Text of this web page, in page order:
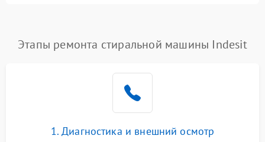
Подробнее →
Этапы ремонта стиральной машины Indesit
1. Диагностика и внешний осмотр